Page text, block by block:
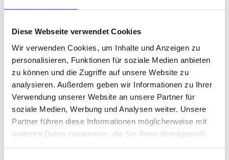
Diese Webseite verwendet Cookies
Wir verwenden Cookies, um Inhalte und Anzeigen zu
personalisieren, Funktionen für soziale Medien anbieten
zu können und die Zugriffe auf unsere Website zu
analysieren. Außerdem geben wir Informationen zu Ihrer
Verwendung unserer Website an unsere Partner für
soziale Medien, Werbung und Analysen weiter. Unsere
Partner führen diese Informationen möglicherweise mit
weiteren Daten zusammen, die Sie ihnen bereitgestellt